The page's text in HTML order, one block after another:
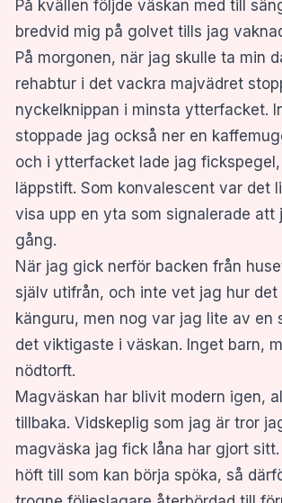
På kvällen följde väskan med till
bredvid mig på golvet tills jag
På morgonen, när jag skulle ta min
rehabtur i det vackra majvädret
nyckelknippan i minsta ytterfacket.
stoppade jag också ner en
och i ytterfacket lade jag
läppstift. Som konvalescent var det
visa upp en yta som signalerade att
gång.
När jag gick nerför backen från
själv utifrån, och inte vet jag hur det
känguru, men nog var jag lite av en
det viktigaste i väskan. Inget barn,
nödtorft.
Magväskan har blivit modern igen,
tillbaka. Vidskeplig som jag är tror
magväska jag fick låna har gjort
höft till som kan börja spöka, så